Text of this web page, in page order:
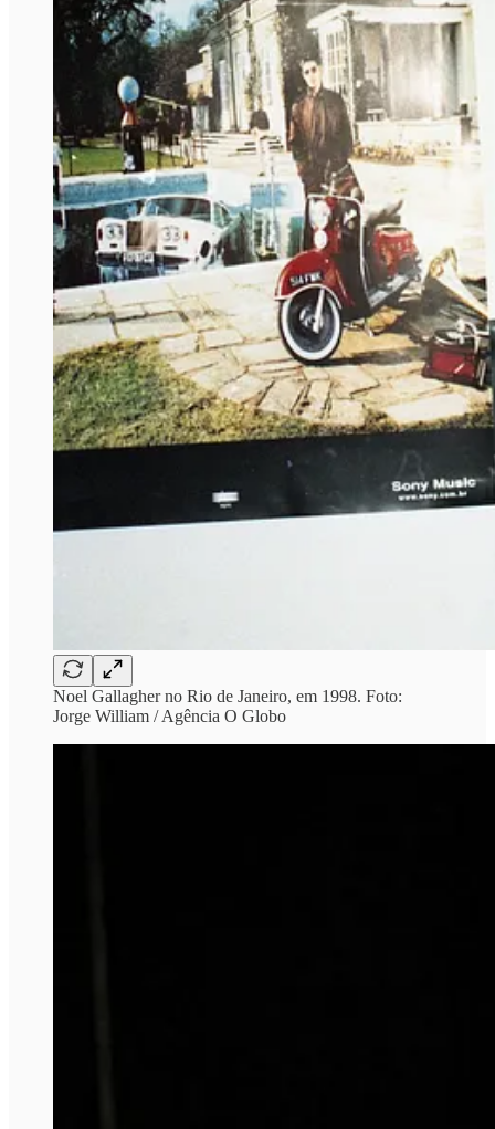
Noel Gallagher no Rio de Janeiro, em 1998. Foto:
Jorge William / Agência O Globo